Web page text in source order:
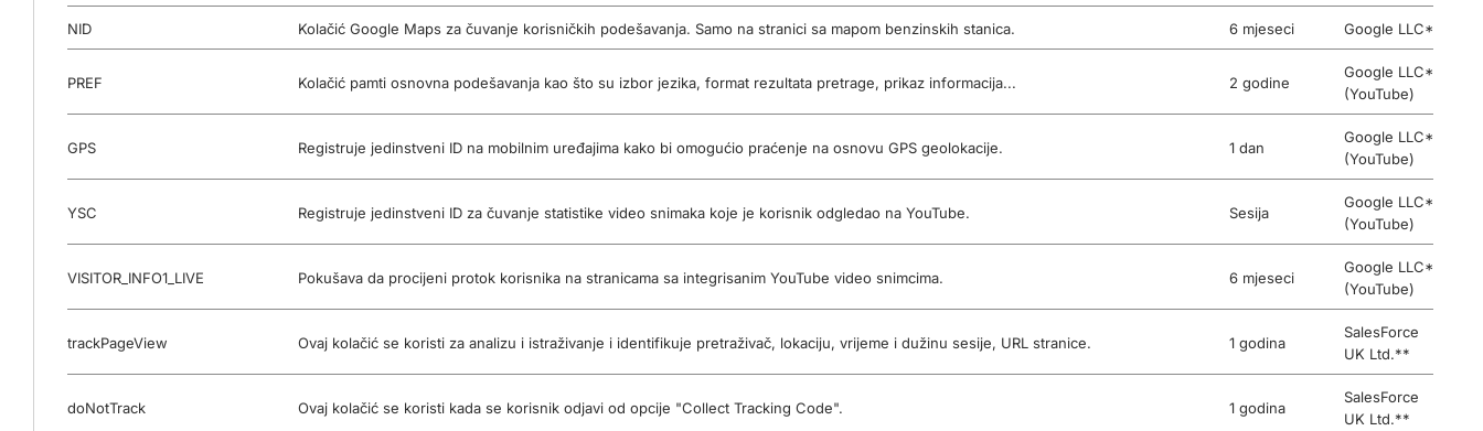
NID Kolačić Google Maps za čuvanje korisničkih podešavanja. Samo na stranici sa mapom benzinskih stanica. 6 mjeseci Google LLC*
PREF Kolačić pamti osnovna podešavanja kao što su izbor jezika, format rezultata pretrage, prikaz informacija... 2 godine
Google LLC*
(YouTube)
GPS Registruje jedinstveni ID na mobilnim uređajima kako bi omogućio praćenje na osnovu GPS geolokacije. 1 dan
Google LLC*
(YouTube)
YSC Registruje jedinstveni ID za čuvanje statistike video snimaka koje je korisnik odgledao na YouTube. Sesija
Google LLC*
(YouTube)
VISITOR_INFO1_LIVE Pokušava da procijeni protok korisnika na stranicama sa integrisanim YouTube video snimcima. 6 mjeseci
Google LLC*
(YouTube)
trackPageView Ovaj kolačić se koristi za analizu i istraživanje i identifikuje pretraživač, lokaciju, vrijeme i dužinu sesije, URL stranice. 1 godina
SalesForce
UK Ltd.**
doNotTrack Ovaj kolačić se koristi kada se korisnik odjavi od opcije "Collect Tracking Code". 1 godina
SalesForce
UK Ltd.**